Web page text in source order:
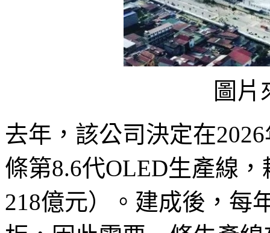
圖片
去年，該公司決定在
條第8.6代OLED生產線
218億元）。建成後，每